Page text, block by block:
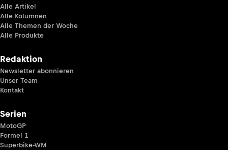
Alle Artikel
Alle Kolumnen
Alle Themen der Woche
Alle Produkte
Redaktion
Newsletter abonnieren
Unser Team
Kontakt
Serien
MotoGP
Formel 1
Superbike-WM